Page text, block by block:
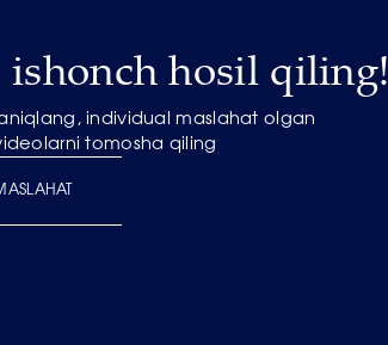
hosil qiling!
individual maslahat olgan
tomosha qiling